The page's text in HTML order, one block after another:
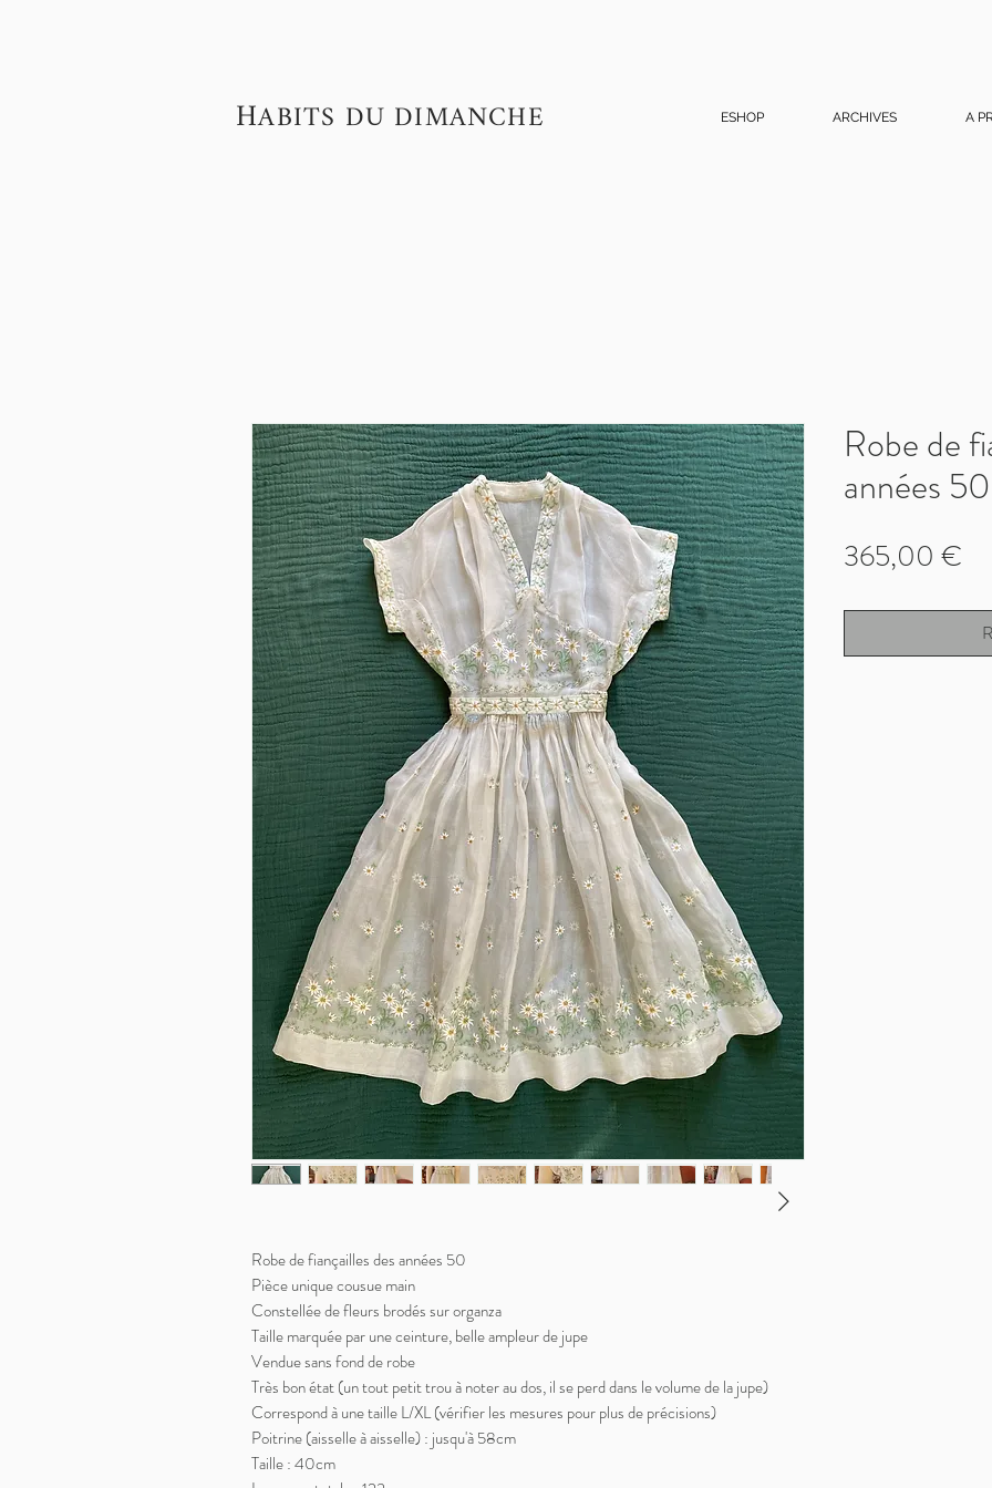
HABITS DU DIMANCHE ESHOP ARCHIVES A
Robe de fiançailles des années 50
Pièce unique cousue main
Constellée de fleurs brodés sur organza
Taille marquée par une ceinture, belle ampleur de jupe
Vendue sans fond de robe
Très bon état (un tout petit trou à noter au dos, il se perd dans le volume de la jupe)
Correspond à une taille L/XL (vérifier les mesures pour plus de précisions)
Poitrine (aisselle à aisselle) : jusqu'à 58cm
Taille : 40cm
Robe de
années
365,00 €